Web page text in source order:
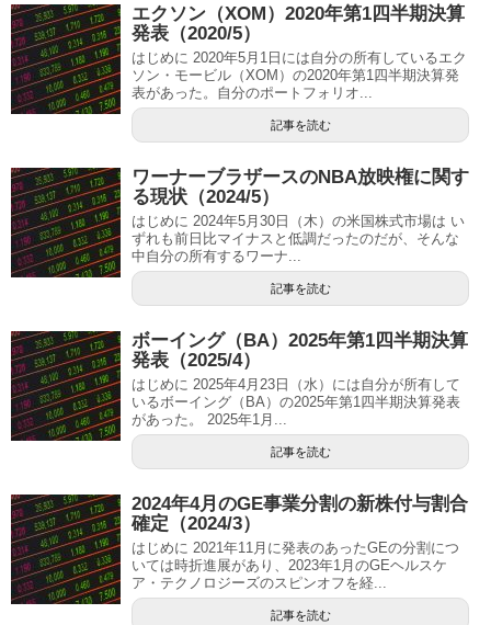
エクソン（XOM）2020年第1四半期決算
発表（2020/5）
はじめに 2020年5月1日には自分の所有しているエク
ソン・モービル（XOM）の2020年第1四半期決算発
表があった。自分のポートフォリオ...
記事を読む
ワーナーブラザースのNBA放映権に関す
る現状（2024/5）
はじめに 2024年5月30日（木）の米国株式市場は い
ずれも前日比マイナスと低調だったのだが、そんな
中自分の所有するワーナ...
記事を読む
ボーイング（BA）2025年第1四半期決算
発表（2025/4）
はじめに 2025年4月23日（水）には自分が所有して
いるボーイング（BA）の2025年第1四半期決算発表
があった。 2025年1月...
記事を読む
2024年4月のGE事業分割の新株付与割合
確定（2024/3）
はじめに 2021年11月に発表のあったGEの分割につ
いては時折進展があり、2023年1月のGEヘルスケ
ア・テクノロジーズのスピンオフを経...
記事を読む